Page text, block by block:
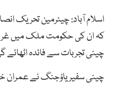
اسلام آباد: چیئرمین تحریک
کہ ان کی حکومت ملک میں
چینی تجربات سے فائدہ اٹھائے
چینی سفیر یاؤجنگ نے عمران